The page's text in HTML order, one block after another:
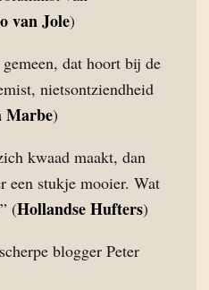
van Jole)
dat hoort bij de
nietsontziendheid
Marbe)
kwaad maakt, dan
een stukje mooier. Wat
(Hollandse Hufters)
blogger Peter